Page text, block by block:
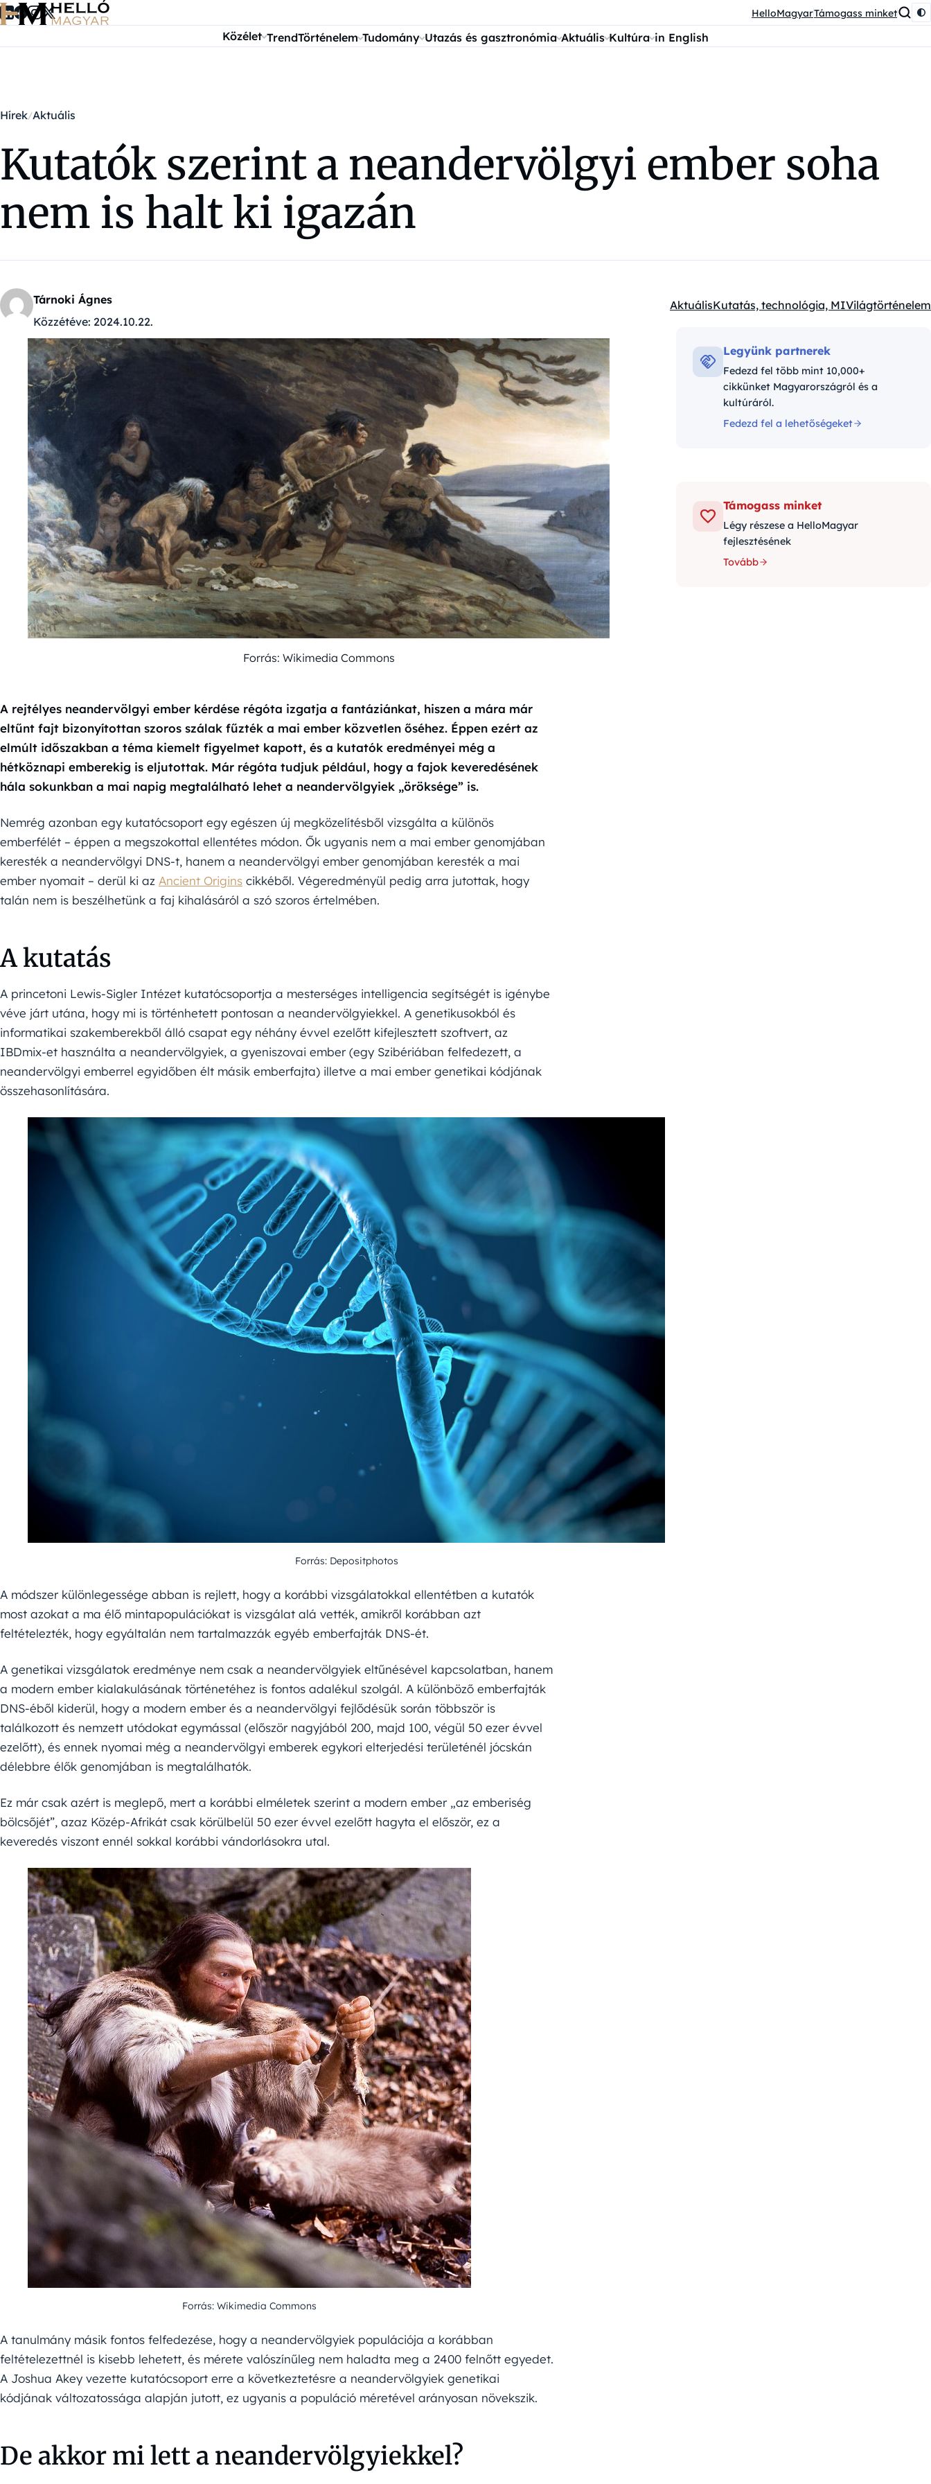
Ugrás a tartalomra HelloMagyarTámogass minket
Közélet TrendTörténelem Tudomány Utazás és gasztronómia Aktuális Kultúra in English
Hírek Aktuális
Kutatók szerint a neandervölgyi ember soha
nem is halt ki igazán
Tárnoki Ágnes
Közzétéve: 2024.10.22.
Kategóriák:
AktuálisKutatás, technológia, MIVilágtörténelem
Forrás: Wikimedia Commons
A rejtélyes neandervölgyi ember kérdése régóta izgatja a fantáziánkat, hiszen a mára már
eltűnt fajt bizonyítottan szoros szálak fűzték a mai ember közvetlen őséhez. Éppen ezért az
elmúlt időszakban a téma kiemelt figyelmet kapott, és a kutatók eredményei még a
hétköznapi emberekig is eljutottak. Már régóta tudjuk például, hogy a fajok keveredésének
hála sokunkban a mai napig megtalálható lehet a neandervölgyiek „öröksége” is.
Nemrég azonban egy kutatócsoport egy egészen új megközelítésből vizsgálta a különös
emberfélét – éppen a megszokottal ellentétes módon. Ők ugyanis nem a mai ember genomjában
keresték a neandervölgyi DNS-t, hanem a neandervölgyi ember genomjában keresték a mai
ember nyomait – derül ki az Ancient Origins cikkéből. Végeredményül pedig arra jutottak, hogy
talán nem is beszélhetünk a faj kihalásáról a szó szoros értelmében.
A kutatás
A princetoni Lewis-Sigler Intézet kutatócsoportja a mesterséges intelligencia segítségét is igénybe
véve járt utána, hogy mi is történhetett pontosan a neandervölgyiekkel. A genetikusokból és
informatikai szakemberekből álló csapat egy néhány évvel ezelőtt kifejlesztett szoftvert, az
IBDmix-et használta a neandervölgyiek, a gyeniszovai ember (egy Szibériában felfedezett, a
neandervölgyi emberrel egyidőben élt másik emberfajta) illetve a mai ember genetikai kódjának
összehasonlítására.
Forrás: Depositphotos
A módszer különlegessége abban is rejlett, hogy a korábbi vizsgálatokkal ellentétben a kutatók
most azokat a ma élő mintapopulációkat is vizsgálat alá vették, amikről korábban azt
feltételezték, hogy egyáltalán nem tartalmazzák egyéb emberfajták DNS-ét.
A genetikai vizsgálatok eredménye nem csak a neandervölgyiek eltűnésével kapcsolatban, hanem
a modern ember kialakulásának történetéhez is fontos adalékul szolgál. A különböző emberfajták
DNS-éből kiderül, hogy a modern ember és a neandervölgyi fejlődésük során többször is
találkozott és nemzett utódokat egymással (először nagyjából 200, majd 100, végül 50 ezer évvel
ezelőtt), és ennek nyomai még a neandervölgyi emberek egykori elterjedési területénél jócskán
délebbre élők genomjában is megtalálhatók.
Ez már csak azért is meglepő, mert a korábbi elméletek szerint a modern ember „az emberiség
bölcsőjét”, azaz Közép-Afrikát csak körülbelül 50 ezer évvel ezelőtt hagyta el először, ez a
keveredés viszont ennél sokkal korábbi vándorlásokra utal.
Forrás: Wikimedia Commons
A tanulmány másik fontos felfedezése, hogy a neandervölgyiek populációja a korábban
feltételezettnél is kisebb lehetett, és mérete valószínűleg nem haladta meg a 2400 felnőtt egyedet.
A Joshua Akey vezette kutatócsoport erre a következtetésre a neandervölgyiek genetikai
kódjának változatossága alapján jutott, ez ugyanis a populáció méretével arányosan növekszik.
De akkor mi lett a neandervölgyiekkel?
Legyünk partnerek
Fedezd fel több mint 10,000+
cikkünket Magyarországról és a
kultúráról.
Fedezd fel a lehetőségeket
Támogass minket
Légy részese a HelloMagyar
fejlesztésének
Tovább